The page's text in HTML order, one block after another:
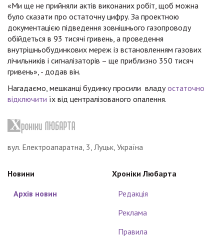
«Ми ще не прийняли актів виконаних робіт, щоб можна
було сказати про остаточну цифру. За проектною
документацією підведення зовнішнього газопроводу
обійдеться в 93 тисячі гривень, а проведення
внутрішньобудинкових мереж із встановленням газових
лічильників і сигналізаторів – ще приблизно 350 тисяч
гривень», - додав він.
Нагадаємо, мешканці будинку просили владуостаточно
відключити їх від централізованого опалення.
вул. Електроапаратна, 3, Луцьк, Україна
Новини
Архів новин
Хроніки Любарта
Редакція
Реклама
Правила